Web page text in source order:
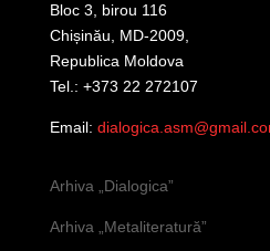
Bloc 3, birou 116
Chișinău, MD-2009,
Republica Moldova
Tel.: +373 22 272107
Email:
Arhiva „Dialogica”
Arhiva „Metaliteratură”